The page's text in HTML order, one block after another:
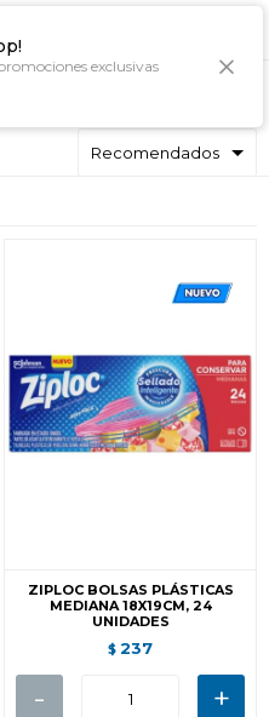
exclusivas
ZIPLOC
ZIPLOC BOLSAS PLÁSTICAS
MEDIANA 18X19CM, 24
UNIDADES
$ 237
- +